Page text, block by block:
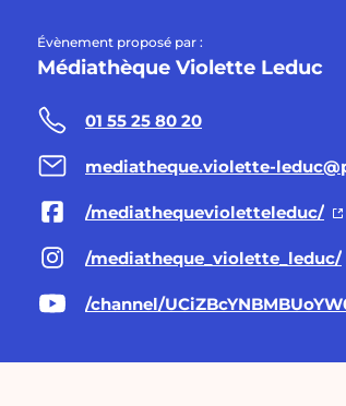
Évènement proposé par :
Médiathèque Violette Leduc
01 55 25 80 20
/mediathequevioletteleduc/
/mediatheque_violette_leduc/